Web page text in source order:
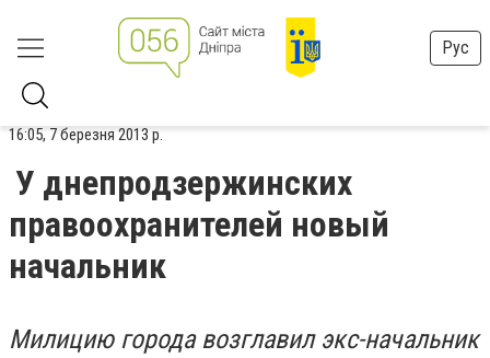
Рус
16:05, 7 березня 2013 р.
У днепродзержинских
правоохранителей новый
начальник
Милицию города возглавил экс-начальник